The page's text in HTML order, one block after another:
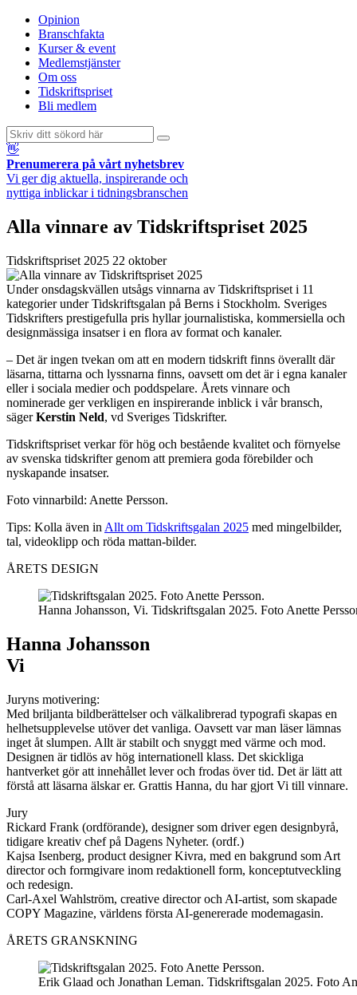
Opinion
Branschfakta
Kurser & event
Medlemstjänster
Om oss
Tidskriftspriset
Bli medlem
👋
Prenumerera på vårt nyhetsbrev
Vi ger dig aktuella, inspirerande och
nyttiga inblickar i tidningsbranschen
Alla vinnare av Tidskriftspriset 2025
Tidskriftspriset 2025 22 oktober
Under onsdagskvällen utsågs vinnarna av Tidskriftspriset i 11
kategorier under Tidskriftsgalan på Berns i Stockholm. Sveriges
Tidskrifters prestigefulla pris hyllar journalistiska, kommersiella och
designmässiga insatser i en flora av format och kanaler.
– Det är ingen tvekan om att en modern tidskrift finns överallt där
läsarna, tittarna och lyssnarna finns, oavsett om det är i egna kanaler
eller i sociala medier och poddspelare. Årets vinnare och
nominerade ger verkligen en inspirerande inblick i vår bransch,
sägerKerstin Neld, vd Sveriges Tidskrifter.
Tidskriftspriset verkar för hög och bestående kvalitet och förnyelse
av svenska tidskrifter genom att premiera goda förebilder och
nyskapande insatser.
Foto vinnarbild: Anette Persson.
Tips: Kolla även in Allt om Tidskriftsgalan 2025 med mingelbilder,
tal, videoklipp och röda mattan-bilder.
ÅRETS DESIGN
Hanna Johansson, Vi. Tidskriftsgalan 2025. Foto Anette
Hanna Johansson
Vi
Juryns motivering:
Med briljanta bildberättelser och välkalibrerad typografi skapas en
helhetsupplevelse utöver det vanliga. Oavsett var man läser lämnas
inget åt slumpen. Allt är stabilt och snyggt med värme och mod.
Designen är tidlös av hög internationell klass. Det skickliga
hantverket gör att innehållet lever och frodas över tid. Det är lätt att
förstå att läsarna älskar er. Grattis Hanna, du har gjort Vi till vinnare.
Jury
Rickard Frank (ordförande), designer som driver egen designbyrå,
tidigare kreativ chef på Dagens Nyheter. (ordf.)
Kajsa Isenberg, product designer Kivra, med en bakgrund som Art
director och formgivare inom redaktionell form, konceptutveckling
och redesign.
Carl-Axel Wahlström, creative director och AI-artist, som skapade
COPY Magazine, världens första AI-genererade modemagasin.
ÅRETS GRANSKNING
Erik Glaad och Jonathan Leman. Tidskriftsgalan 2025. Foto